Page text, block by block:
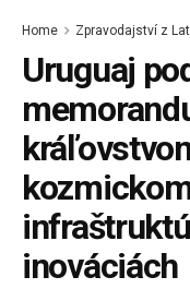
Home Zpravodajství z
Uruguaj
inováciách